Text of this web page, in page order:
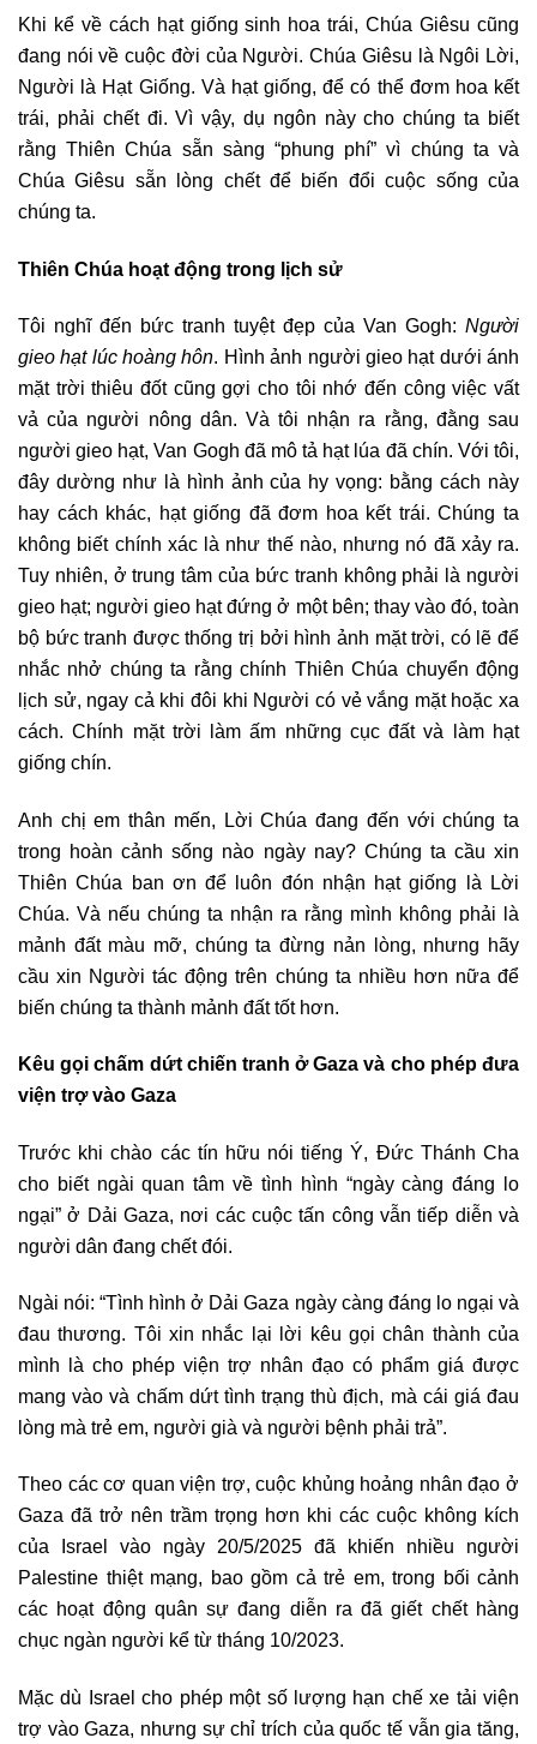
Khi kể về cách hạt giống sinh hoa trái, Chúa Giêsu cũng
đang nói về cuộc đời của Người. Chúa Giêsu là Ngôi Lời,
Người là Hạt Giống. Và hạt giống, để có thể đơm hoa kết
trái, phải chết đi. Vì vậy, dụ ngôn này cho chúng ta biết
rằng Thiên Chúa sẵn sàng “phung phí” vì chúng ta và
Chúa Giêsu sẵn lòng chết để biến đổi cuộc sống của
chúng ta.
Thiên Chúa hoạt động trong lịch sử
Tôi nghĩ đến bức tranh tuyệt đẹp của Van Gogh: Người
gieo hạt lúc hoàng hôn. Hình ảnh người gieo hạt dưới ánh
mặt trời thiêu đốt cũng gợi cho tôi nhớ đến công việc vất
vả của người nông dân. Và tôi nhận ra rằng, đằng sau
người gieo hạt, Van Gogh đã mô tả hạt lúa đã chín. Với tôi,
đây dường như là hình ảnh của hy vọng: bằng cách này
hay cách khác, hạt giống đã đơm hoa kết trái. Chúng ta
không biết chính xác là như thế nào, nhưng nó đã xảy ra.
Tuy nhiên, ở trung tâm của bức tranh không phải là người
gieo hạt; người gieo hạt đứng ở một bên; thay vào đó, toàn
bộ bức tranh được thống trị bởi hình ảnh mặt trời, có lẽ để
nhắc nhở chúng ta rằng chính Thiên Chúa chuyển động
lịch sử, ngay cả khi đôi khi Người có vẻ vắng mặt hoặc xa
cách. Chính mặt trời làm ấm những cục đất và làm hạt
giống chín.
Anh chị em thân mến, Lời Chúa đang đến với chúng ta
trong hoàn cảnh sống nào ngày nay? Chúng ta cầu xin
Thiên Chúa ban ơn để luôn đón nhận hạt giống là Lời
Chúa. Và nếu chúng ta nhận ra rằng mình không phải là
mảnh đất màu mỡ, chúng ta đừng nản lòng, nhưng hãy
cầu xin Người tác động trên chúng ta nhiều hơn nữa để
biến chúng ta thành mảnh đất tốt hơn.
Kêu gọi chấm dứt chiến tranh ở Gaza và cho phép đưa
viện trợ vào Gaza
Trước khi chào các tín hữu nói tiếng Ý, Đức Thánh Cha
cho biết ngài quan tâm về tình hình “ngày càng đáng lo
ngại” ở Dải Gaza, nơi các cuộc tấn công vẫn tiếp diễn và
người dân đang chết đói.
Ngài nói: “Tình hình ở Dải Gaza ngày càng đáng lo ngại và
đau thương. Tôi xin nhắc lại lời kêu gọi chân thành của
mình là cho phép viện trợ nhân đạo có phẩm giá được
mang vào và chấm dứt tình trạng thù địch, mà cái giá đau
lòng mà trẻ em, người già và người bệnh phải trả”.
Theo các cơ quan viện trợ, cuộc khủng hoảng nhân đạo ở
Gaza đã trở nên trầm trọng hơn khi các cuộc không kích
của Israel vào ngày 20/5/2025 đã khiến nhiều người
Palestine thiệt mạng, bao gồm cả trẻ em, trong bối cảnh
các hoạt động quân sự đang diễn ra đã giết chết hàng
chục ngàn người kể từ tháng 10/2023.
Mặc dù Israel cho phép một số lượng hạn chế xe tải viện
trợ vào Gaza, nhưng sự chỉ trích của quốc tế vẫn gia tăng,